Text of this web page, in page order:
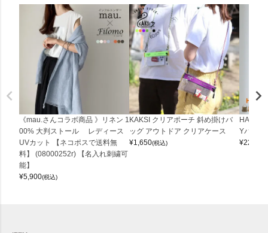
《mau.さんコラボ商品 》リネン 1
00% 大判ストール レディース
UVカット 【ネコポスで送料無
料】 (08000252r) 【名入れ刺繍可
能】
¥5,900(税込)
KAKSI クリアポーチ 斜め掛けバ
ッグ アウトドア クリアケース
¥1,650(税込)
Yバッグ
¥22,000